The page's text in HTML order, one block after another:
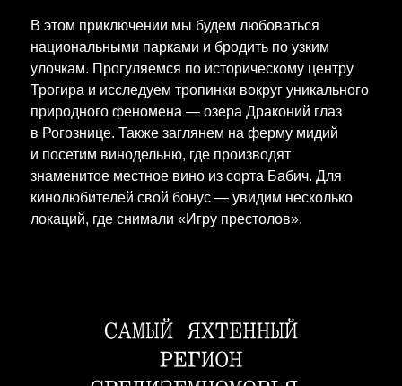
В этом приключении мы будем любоваться
национальными парками и бродить по узким
улочкам. Прогуляемся по историческому центру
Трогира и исследуем тропинки вокруг уникального
природного феномена — озера Драконий глаз
в Рогознице. Также заглянем на ферму мидий
и посетим винодельню, где производят
знаменитое местное вино из сорта Бабич. Для
кинолюбителей свой бонус — увидим несколько
локаций, где снимали «Игру престолов».